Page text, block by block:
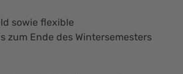
sowie flexible
Ende des Wintersemesters